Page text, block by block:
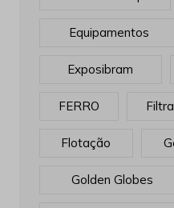
Equipamentos
Exposibram
FERRO
Flotação
Golden Globes